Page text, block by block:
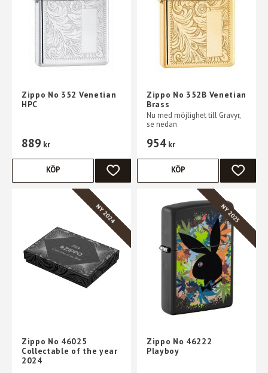
Zippo No 352 Venetian
HPC
889 kr
LÄGG TILL I FAVORITER
KÖP
Zippo No 352B Venetian
Brass
Nu med möjlighet till Gravyr,
se nedan
954 kr
LÄGG
KÖP
Zippo No 46025
Collectable of the year
2024
NY 2024
Zippo No 46222
Playboy
NY 2025